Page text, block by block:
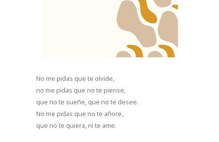
No me pidas que te olvide,
no me pidas que no te piense,
que no te sueñe, que no te desee.
No me pidas que no te añore,
que no te quiera, ni te ame.